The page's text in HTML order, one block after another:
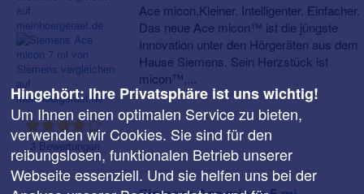
3 Bewertungen
Ace micon.Kleiner. Intelligenter. Einfacher.
Das neue Ace micon™ ist die jüngste
Innovation unter den Hörgeräten aus dem
Hause Siemens. Sein Herzstück ist
micon™,...
Hingehört: Ihre Privatsphäre ist uns wichtig!
Um Ihnen einen optimalen Service zu bieten,
verwenden wir Cookies. Sie sind für den
reibungslosen, funktionalen Betrieb unserer
Webseite essenziell. Und sie helfen uns bei der